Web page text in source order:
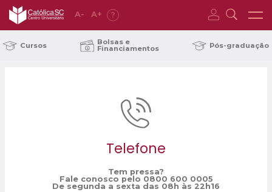
A- A+ ?
Cursos Bolsas e
Financiamentos Pós-graduação
Telefone
Tem pressa?
Fale conosco pelo 0800 600 0005
De segunda a sexta das 08h às 22h16